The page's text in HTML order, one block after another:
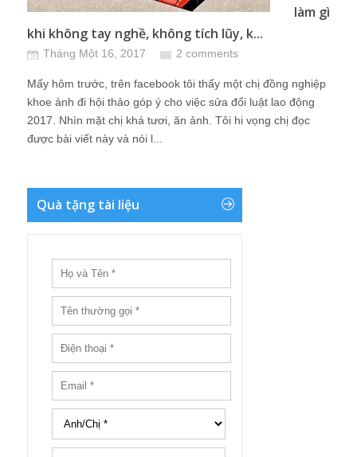
làm gì
khi không tay nghề, không tích lũy, k...
Tháng Một 16, 2017 2 comments
Mấy hôm trước, trên facebook tôi thấy một chị đồng nghiệp
khoe ảnh đi hội thảo góp ý cho việc sửa đổi luật lao động
2017. Nhìn mặt chị khá tươi, ăn ảnh. Tôi hi vọng chị đọc
được bài viết này và nói l...
Quà tặng tài liệu